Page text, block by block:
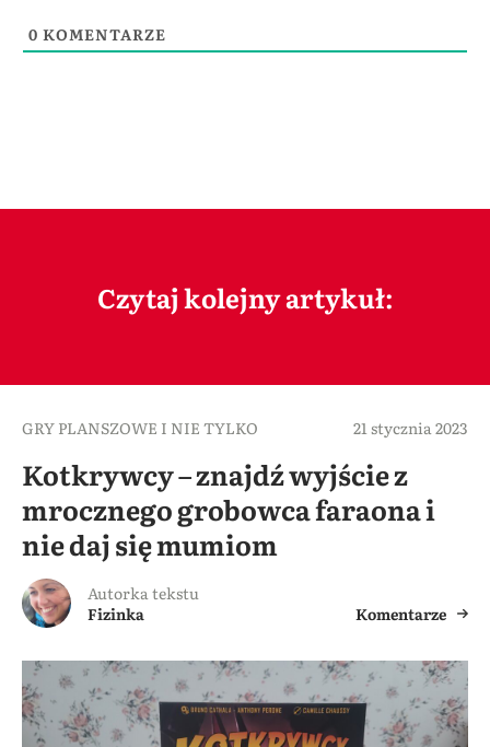
0 KOMENTARZE
Czytaj kolejny artykuł:
GRY PLANSZOWE I NIE TYLKO 21 stycznia 2023
Kotkrywcy – znajdź wyjście z
mrocznego grobowca faraona i
nie daj się mumiom
Autorka tekstu
Fizinka
Komentarze